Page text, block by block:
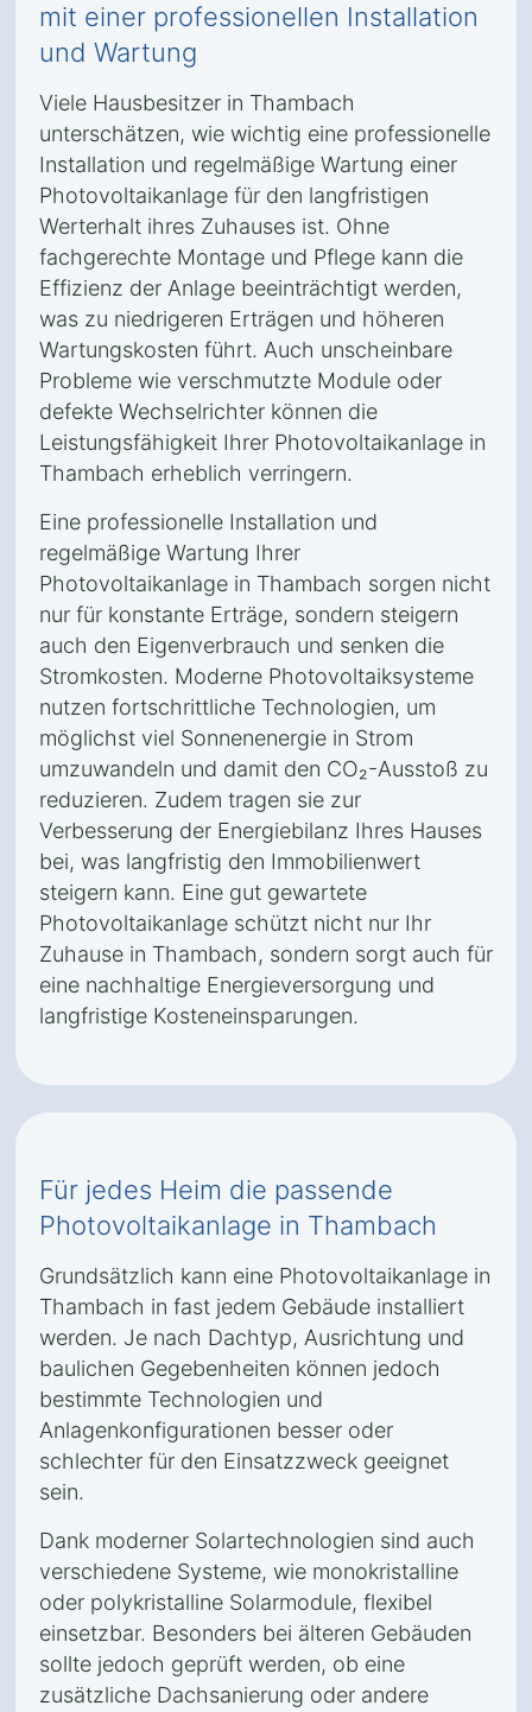
mit einer professionellen Installation
und Wartung
Viele Hausbesitzer in Thambach
unterschätzen, wie wichtig eine professionelle
Installation und regelmäßige Wartung einer
Photovoltaikanlage für den langfristigen
Werterhalt ihres Zuhauses ist. Ohne
fachgerechte Montage und Pflege kann die
Effizienz der Anlage beeinträchtigt werden,
was zu niedrigeren Erträgen und höheren
Wartungskosten führt. Auch unscheinbare
Probleme wie verschmutzte Module oder
defekte Wechselrichter können die
Leistungsfähigkeit Ihrer Photovoltaikanlage in
Thambach erheblich verringern.
Eine professionelle Installation und
regelmäßige Wartung Ihrer
Photovoltaikanlage in Thambach sorgen nicht
nur für konstante Erträge, sondern steigern
auch den Eigenverbrauch und senken die
Stromkosten. Moderne Photovoltaiksysteme
nutzen fortschrittliche Technologien, um
möglichst viel Sonnenenergie in Strom
umzuwandeln und damit den CO₂-Ausstoß zu
reduzieren. Zudem tragen sie zur
Verbesserung der Energiebilanz Ihres Hauses
bei, was langfristig den Immobilienwert
steigern kann. Eine gut gewartete
Photovoltaikanlage schützt nicht nur Ihr
Zuhause in Thambach, sondern sorgt auch für
eine nachhaltige Energieversorgung und
langfristige Kosteneinsparungen.
Für jedes Heim die passende
Photovoltaikanlage in Thambach
Grundsätzlich kann eine Photovoltaikanlage in
Thambach in fast jedem Gebäude installiert
werden. Je nach Dachtyp, Ausrichtung und
baulichen Gegebenheiten können jedoch
bestimmte Technologien und
Anlagenkonfigurationen besser oder
schlechter für den Einsatzzweck geeignet
sein.
Dank moderner Solartechnologien sind auch
verschiedene Systeme, wie monokristalline
oder polykristalline Solarmodule, flexibel
einsetzbar. Besonders bei älteren Gebäuden
sollte jedoch geprüft werden, ob eine
zusätzliche Dachsanierung oder andere